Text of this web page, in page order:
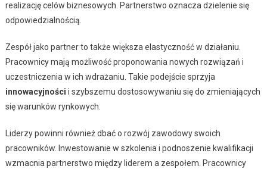
realizację celów biznesowych. Partnerstwo oznacza dzielenie się
odpowiedzialnością.
Zespół jako partner to także większa elastyczność w działaniu.
Pracownicy mają możliwość proponowania nowych rozwiązań i
uczestniczenia w ich wdrażaniu. Takie podejście sprzyja
innowacyjności i szybszemu dostosowywaniu się do zmieniających
się warunków rynkowych.
Liderzy powinni również dbać o rozwój zawodowy swoich
pracowników. Inwestowanie w szkolenia i podnoszenie kwalifikacji
wzmacnia partnerstwo między liderem a zespołem. Pracownicy